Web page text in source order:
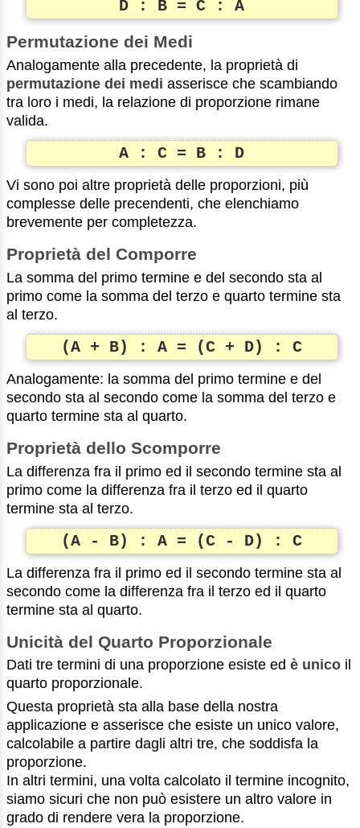
D : B = C : A
Permutazione dei Medi
Analogamente alla precedente, la proprietà di
permutazione dei medi asserisce che scambiando
tra loro i medi, la relazione di proporzione rimane
valida.
A : C = B : D
Vi sono poi altre proprietà delle proporzioni, più
complesse delle precendenti, che elenchiamo
brevemente per completezza.
Proprietà del Comporre
La somma del primo termine e del secondo sta al
primo come la somma del terzo e quarto termine sta
al terzo.
(A + B) : A = (C + D) : C
Analogamente: la somma del primo termine e del
secondo sta al secondo come la somma del terzo e
quarto termine sta al quarto.
Proprietà dello Scomporre
La differenza fra il primo ed il secondo termine sta al
primo come la differenza fra il terzo ed il quarto
termine sta al terzo.
(A - B) : A = (C - D) : C
La differenza fra il primo ed il secondo termine sta al
secondo come la differenza fra il terzo ed il quarto
termine sta al quarto.
Unicità del Quarto Proporzionale
Dati tre termini di una proporzione esiste ed è unico il
quarto proporzionale.
Questa proprietà sta alla base della nostra
applicazione e asserisce che esiste un unico valore,
calcolabile a partire dagli altri tre, che soddisfa la
proporzione.
In altri termini, una volta calcolato il termine incognito,
siamo sicuri che non può esistere un altro valore in
grado di rendere vera la proporzione.